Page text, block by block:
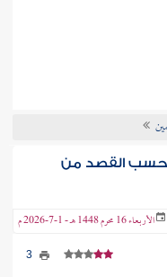
بحسب القصد من
الأربعاء 16 محرم 1448 هـ - 1-7-2026 م